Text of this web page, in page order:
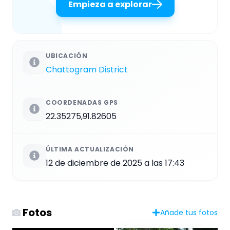
Empieza a explorar
UBICACIÓN
Chattogram District
COORDENADAS GPS
22.35275,91.82605
ÚLTIMA ACTUALIZACIÓN
12 de diciembre de 2025 a las 17:43
Fotos Añade tus fotos